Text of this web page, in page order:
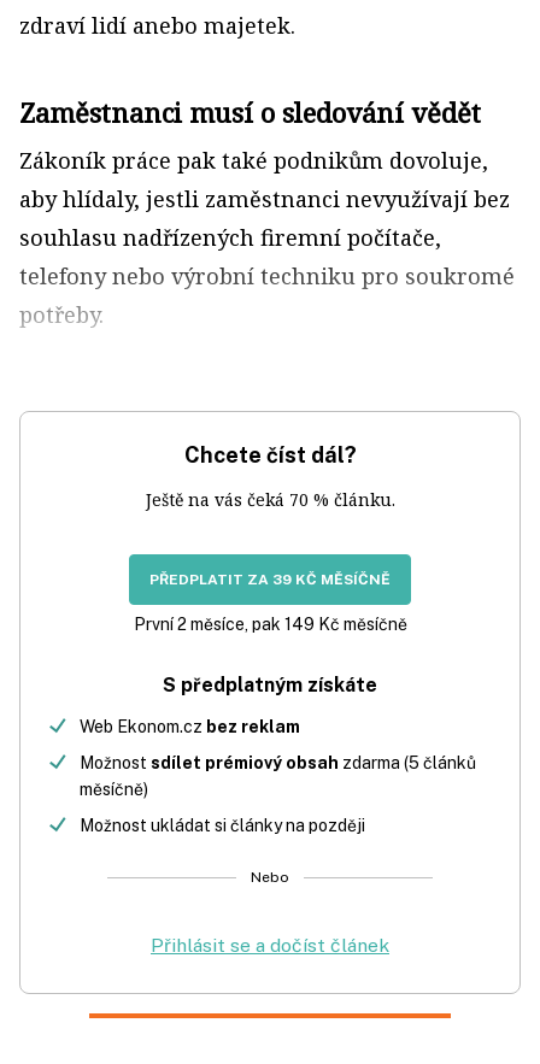
zdraví lidí anebo majetek.
Zaměstnanci musí o sledování vědět
Zákoník práce pak také podnikům dovoluje,
aby hlídaly, jestli zaměstnanci nevyužívají bez
souhlasu nadřízených firemní počítače,
telefony nebo výrobní techniku pro soukromé
potřeby.
Chcete číst dál?
Ještě na vás čeká 70 % článku.
PŘEDPLATIT ZA 39 KČ MĚSÍČNĚ
První 2 měsíce, pak 149 Kč měsíčně
S předplatným získáte
Web Ekonom.cz bez reklam
Možnost sdílet prémiový obsah zdarma (5 článků
měsíčně)
Možnost ukládat si články na později
Nebo
Přihlásit se a dočíst článek